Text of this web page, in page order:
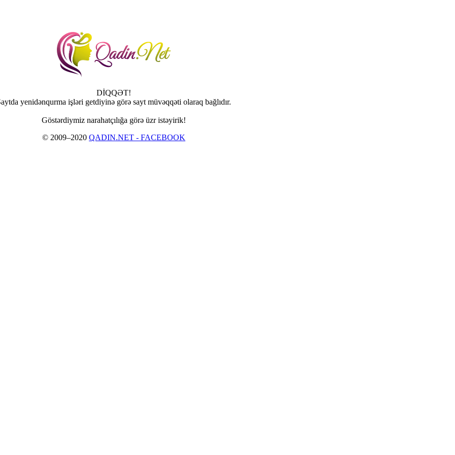
DİQQƏT!
yenidənqurma işləri getdiyinə görə sayt müvəqqəti olaraq bağlıdır.
Göstərdiymiz narahatçılığa görə üzr istəyirik!
© 2009–2020 QADIN.NET - FACEBOOK